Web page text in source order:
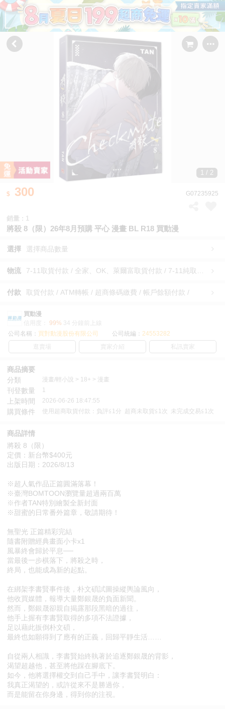
1 / 2
300 G07235925
銷量 : 1
將殺 8（限）26年8月預購 平心 漫畫 BL R18 買動漫
選擇 選擇商品數量
物流
付款 取貨付款 / ATM轉帳 / 超商條碼繳費 / 帳戶餘額付款 /
買動漫
信用度：
99% 34 分鐘前上線
公司名稱： 買對動漫股份有限公司 公司統編： 24553282
逛賣場
賣家介紹 私訊賣家
商品摘要
分類
漫畫/輕小說 > 18+ > 漫畫
刊登數量 1
上架時間 2026-06-26 18:47:55
購買條件 使用超商取貨付款：負評≦1分 超商未取貨≦1次 未完成交易≦1次
商品詳情
將殺 8（限）
定價：新台幣$400元
出版日期：2026/8/13
※超人氣作品正篇圓滿落幕！
※臺灣BOMTOON瀏覽量超過兩百萬
※作者TAN特別繪製全新封面
※甜蜜的日常番外篇章，敬請期待！
無聖光 正篇精彩完結
隨書附贈經典畫面小卡x1
風暴終會歸於平息──
當最後一步棋落下，將殺之時，
終局，也能成為新的起點。
在綁架李書賢事件後，朴文碩試圖操縱輿論風向，
他收買媒體，報導大量鄭銀晟的負面新聞。
然而，鄭銀晟卻親自揭露那段黑暗的過往，
他手上握有李書賢取得的多項不法證據，
足以藉此扳倒朴文碩，
最終也如願得到了應有的正義，回歸平靜生活……
自從兩人相識，李書賢始終執著於追逐鄭銀晟的背影，
渴望超越他，甚至將他踩在腳底下。
如今，他將選擇權交到自己手中，讓李書賢明白：
我真正渴望的，或許從來不是勝過你，
而是能留在你身邊，得到你的注視。